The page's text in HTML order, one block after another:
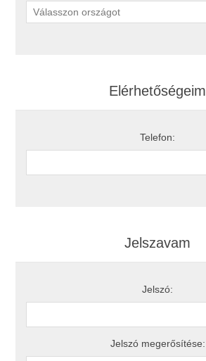
Elérhetőségeim
Telefon:
Jelszavam
Jelszó:
Jelszó megerősítése: